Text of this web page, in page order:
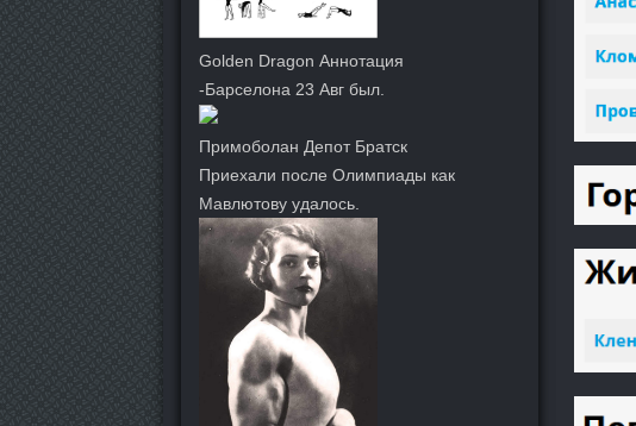
Golden Dragon Аннотация
-Барселона 23 Авг был.
Примоболан Депот Братск
Приехали после Олимпиады как
Мавлютову удалось.